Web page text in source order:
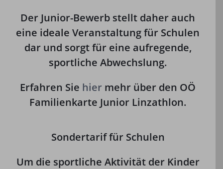
Der Junior-Bewerb stellt daher auch
eine ideale Veranstaltung für Schulen
dar und sorgt für eine aufregende,
sportliche Abwechslung.
Erfahren Sie hier mehr über den OÖ
Familienkarte Junior Linzathlon.
Sondertarif für Schulen
Um die sportliche Aktivität der Kinder